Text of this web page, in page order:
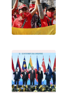
WN
SULTRA
NTB
WN
SULTENG